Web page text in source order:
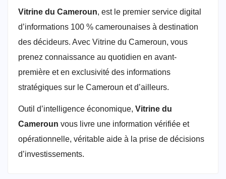
Vitrine du Cameroun, est le premier service digital
d’informations 100 % camerounaises à destination
des décideurs. Avec Vitrine du Cameroun, vous
prenez connaissance au quotidien en avant-
première et en exclusivité des informations
stratégiques sur le Cameroun et d’ailleurs.
Outil d’intelligence économique, Vitrine du
Cameroun vous livre une information vérifiée et
opérationnelle, véritable aide à la prise de décisions
d’investissements.